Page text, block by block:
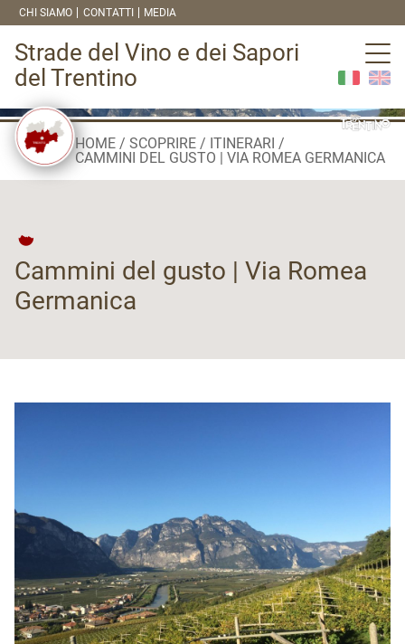
CHI SIAMO CONTATTI MEDIA
Strade del Vino e dei Sapori
del Trentino
HOME SCOPRIRE
ITINERARI
CAMMINI DEL GUSTO | VIA ROMEA GERMANICA
Cammini del gusto | Via Romea
Germanica